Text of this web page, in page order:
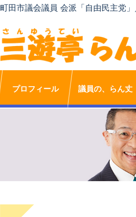
町田市議会議員 会派「自由民主党
プロフィール 議員の、らん丈